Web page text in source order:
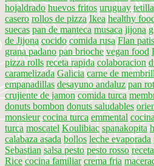
hojaldrado huevos fritos uruguay tetilla
casero rollos de pizza Ikea healthy
suecas pan de manteca musaca jijona
de Jijona cocido comida rusa Flan
grana padano pan brioche vegan food
pizza rolls receta rapida colaboracion
caramelizada Galicia carne de
empanadillas desayuno andaluz pan
crujiente de jamon comida turca
donuts bombon donuts saludables
monsieur cocina turca emmental
turca moscatel Koulibiac spanakopita
calabaza asada bollos leche evaporada
Sebastian salsa pesto pesto rosso
Rice cocina familiar crema fria